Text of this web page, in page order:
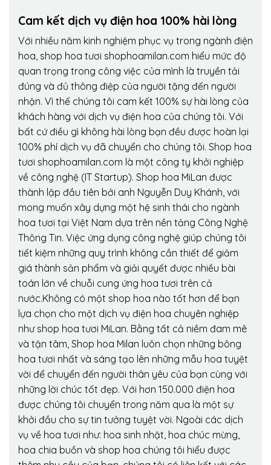
Cam kết dịch vụ điện hoa 100% hài lòng
Với nhiều năm kinh nghiệm phục vụ trong ngành điện
hoa, shop hoa tươi shophoamilan.com hiểu mức độ
quan trọng trong công việc của mình là truyền tải
đúng và đủ thông điệp của người tặng đến người
nhận. Vì thế chúng tôi cam kết 100% sự hài lòng của
khách hàng với dịch vụ điện hoa của chúng tôi. Với
bất cứ điều gì không hài lòng bạn đều được hoàn lại
100% phí dịch vụ đã chuyển cho chúng tôi. Shop hoa
tươi shophoamilan.com là một công ty khởi nghiệp
về công nghệ (IT Startup). Shop hoa MiLan được
thành lập đầu tiên bởi anh Nguyễn Duy Khánh, với
mong muốn xây dựng một hệ sinh thái cho ngành
hoa tươi tại Việt Nam dựa trên nền tảng Công Nghệ
Thông Tin. Việc ứng dụng công nghệ giúp chúng tôi
tiết kiệm những quy trình không cần thiết để giảm
giá thành sản phẩm và giải quyết được nhiều bài
toán lớn về chuỗi cung ứng hoa tươi trên cả
nước.Không có một shop hoa nào tốt hơn để bạn
lựa chọn cho một dịch vụ điện hoa chuyên nghiệp
như shop hoa tươi MiLan. Bằng tất cả niềm đam mê
và tận tâm, Shop hoa Milan luôn chọn những bông
hoa tươi nhất và sáng tạo lên những mẫu hoa tuyệt
vời để chuyển đến người thân yêu của bạn cùng với
những lời chúc tốt đẹp. Với hơn 150.000 điện hoa
được chúng tôi chuyển trong năm qua là một sự
khởi đầu cho sự tin tưởng tuyệt vời. Ngoài các dịch
vụ về hoa tươi như: hoa sinh nhật, hoa chúc mừng,
hoa chia buồn và shop hoa chúng tôi hiểu được